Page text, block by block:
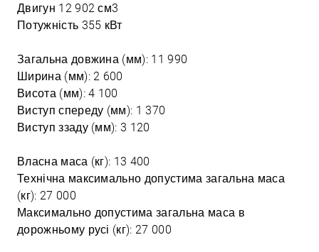
Двигун 12 902 см3
Потужність 355 кВт
Загальна довжина (мм): 11 990
Ширина (мм): 2 600
Висота (мм): 4 100
Виступ спереду (мм): 1 370
Виступ ззаду (мм): 3 120
Власна маса (кг): 13 400
Технічна максимально допустима загальна маса
(кг): 27 000
Максимально допустима загальна маса в
дорожньому русі (кг): 27 000